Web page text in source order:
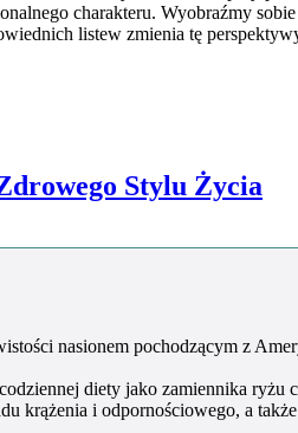
charakteru. Wyobraźmy
listew zmienia tę
Stylu Życia
nasionem pochodzącym z
diety jako zamiennika
krążenia i odpornościowego, a